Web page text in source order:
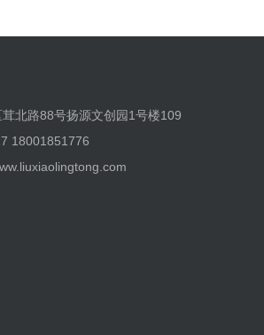
茸北路88号扬源文创园1号楼109
18001851776